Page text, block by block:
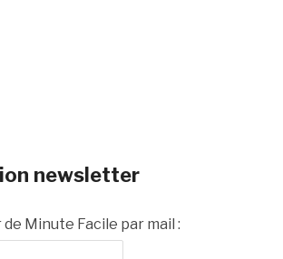
newsletter
de Minute Facile par mail :